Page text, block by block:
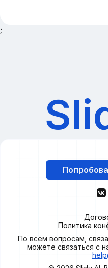
;
Политика
По всем вопросам,
можете связаться с